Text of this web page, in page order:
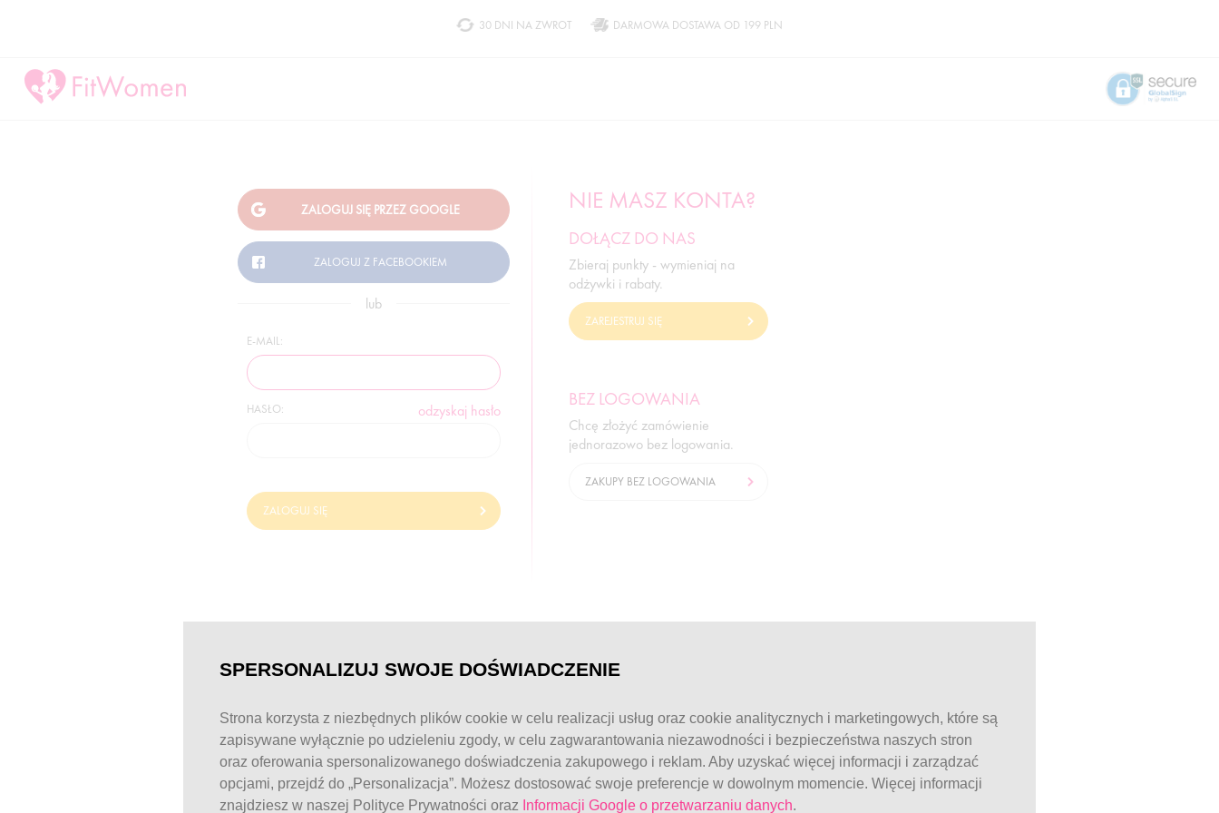
30 DNI NA ZWROT DARMOWA DOSTAWA OD 199 PLN
lub
E-MAIL:
HASŁO: odzyskaj hasło
ZALOGUJ SIĘ
NIE MASZ KONTA?
DOŁĄCZ DO NAS
Zbieraj punkty - wymieniaj na
odżywki i rabaty.
ZAREJESTRUJ SIĘ
BEZ LOGOWANIA
Chcę złożyć zamówienie
jednorazowo bez logowania.
ZAKUPY BEZ LOGOWANIA
© FitWomen 2026
SPERSONALIZUJ SWOJE DOŚWIADCZENIE
Strona korzysta z niezbędnych plików cookie w celu realizacji usług oraz cookie analitycznych i marketingowych, które są
zapisywane wyłącznie po udzieleniu zgody, w celu zagwarantowania niezawodności i bezpieczeństwa naszych stron
oraz oferowania spersonalizowanego doświadczenia zakupowego i reklam. Aby uzyskać więcej informacji i zarządzać
opcjami, przejdź do „Personalizacja”. Możesz dostosować swoje preferencje w dowolnym momencie. Więcej informacji
znajdziesz w naszej Polityce Prywatności oraz Informacji Google o przetwarzaniu danych.